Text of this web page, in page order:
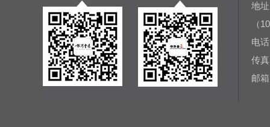
地
（
电
传
邮